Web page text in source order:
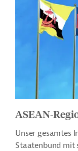
ASEAN-
Unser gesamtes
Staatenbund mit